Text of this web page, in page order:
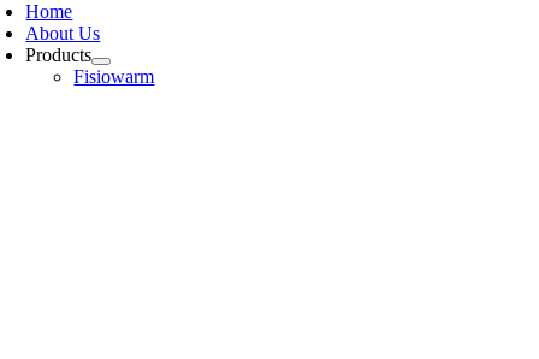
Home
About Us
Products
Fisiowarm